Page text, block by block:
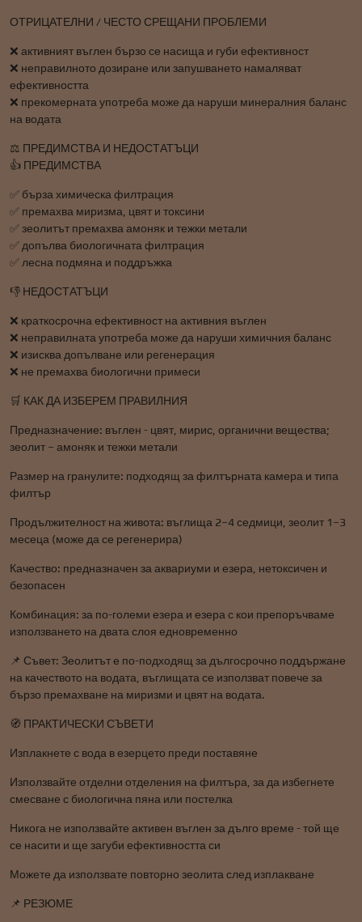
ОТРИЦАТЕЛНИ / ЧЕСТО СРЕЩАНИ ПРОБЛЕМИ
❌ активният въглен бързо се насища и губи ефективност
❌ неправилното дозиране или запушването намаляват
ефективността
❌ прекомерната употреба може да наруши минералния баланс
на водата
⚖️ ПРЕДИМСТВА И НЕДОСТАТЪЦИ
👍 ПРЕДИМСТВА
✅ бърза химическа филтрация
✅ премахва миризма, цвят и токсини
✅ зеолитът премахва амоняк и тежки метали
✅ допълва биологичната филтрация
✅ лесна подмяна и поддръжка
👎 НЕДОСТАТЪЦИ
❌ краткосрочна ефективност на активния въглен
❌ неправилната употреба може да наруши химичния баланс
❌ изисква допълване или регенерация
❌ не премахва биологични примеси
🛒 КАК ДА ИЗБЕРЕМ ПРАВИЛНИЯ
Предназначение: въглен - цвят, мирис, органични вещества;
зеолит – амоняк и тежки метали
Размер на гранулите: подходящ за филтърната камера и типа
филтър
Продължителност на живота: въглища 2–4 седмици, зеолит 1–3
месеца (може да се регенерира)
Качество: предназначен за аквариуми и езера, нетоксичен и
безопасен
Комбинация: за по-големи езера и езера с кои препоръчваме
използването на двата слоя едновременно
📌 Съвет: Зеолитът е по-подходящ за дългосрочно поддържане
на качеството на водата, въглищата се използват повече за
бързо премахване на миризми и цвят на водата.
🧭 ПРАКТИЧЕСКИ СЪВЕТИ
Изплакнете с вода в езерцето преди поставяне
Използвайте отделни отделения на филтъра, за да избегнете
смесване с биологична пяна или постелка
Никога не използвайте активен въглен за дълго време - той ще
се насити и ще загуби ефективността си
Можете да използвате повторно зеолита след изплакване
📌 РЕЗЮМЕ